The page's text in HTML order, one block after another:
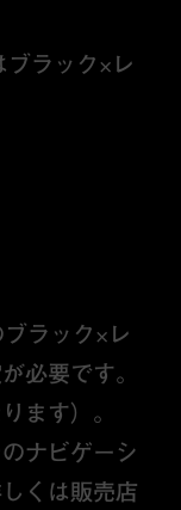
ラック×レ
ラック×レ
必要です。
ます）。
ナビゲーシ
くは販売店